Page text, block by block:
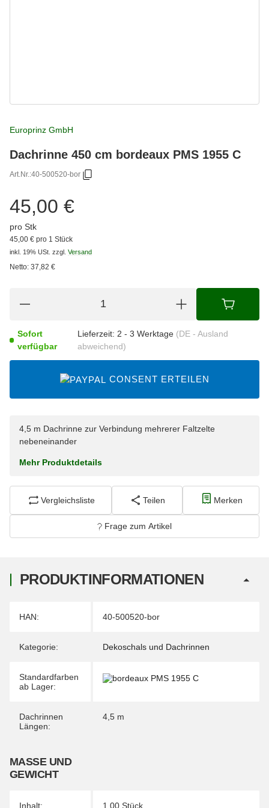
Europrinz GmbH
Dachrinne 450 cm bordeaux PMS 1955 C
Art.Nr.:40-500520-bor
45,00 €
pro Stk
45,00 € pro 1 Stück
inkl. 19% USt. zzgl. Versand
Netto: 37,82 €
Sofort
verfügbar
Lieferzeit: 2 - 3 Werktage (DE - Ausland
abweichend)
CONSENT ERTEILEN
4,5 m Dachrinne zur Verbindung mehrerer Faltzelte
nebeneinander
Mehr Produktdetails
Vergleichsliste Teilen Merken
Frage zum Artikel
PRODUKTINFORMATIONEN
Produkteigenschaft
Wert
HAN: 40-500520-bor
Kategorie: Dekoschals und Dachrinnen
Standardfarben
ab Lager:
Dachrinnen
Längen:
4,5 m
MASSE UND G
EWICHT
Inhalt: 1,00 Stück